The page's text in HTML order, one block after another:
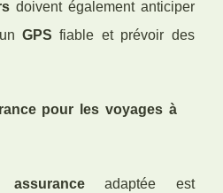
doivent également anticiper
GPS fiable et prévoir des
pour les voyages à
assuranceadaptée est